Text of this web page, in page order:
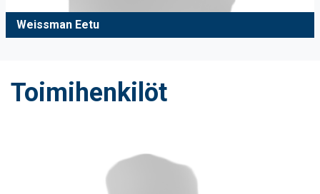
Weissman Eetu
Toimihenkilöt